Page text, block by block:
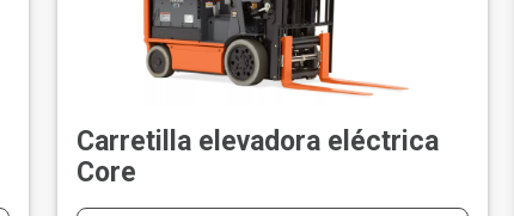
Carretilla elevadora eléctrica
Core